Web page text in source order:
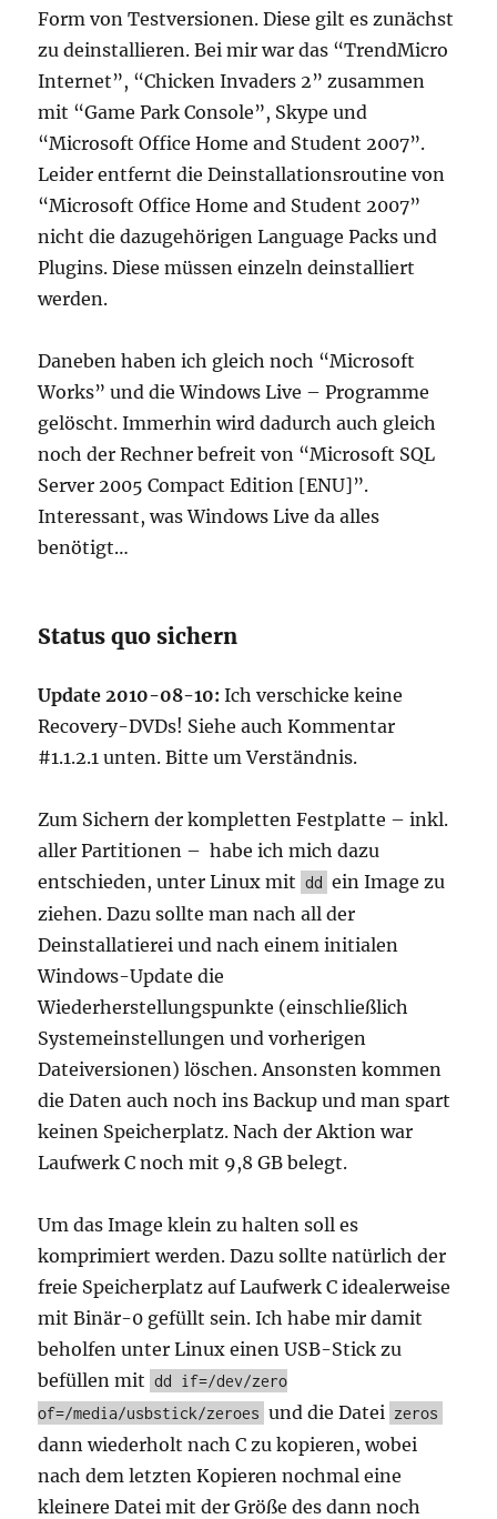
Form von Testversionen. Diese gilt es zunächst
zu deinstallieren. Bei mir war das “TrendMicro
Internet”, “Chicken Invaders 2” zusammen
mit “Game Park Console”, Skype und
“Microsoft Office Home and Student 2007”.
Leider entfernt die Deinstallationsroutine von
“Microsoft Office Home and Student 2007”
nicht die dazugehörigen Language Packs und
Plugins. Diese müssen einzeln deinstalliert
werden.
Daneben haben ich gleich noch “Microsoft
Works” und die Windows Live – Programme
gelöscht. Immerhin wird dadurch auch gleich
noch der Rechner befreit von “Microsoft SQL
Server 2005 Compact Edition [ENU]”.
Interessant, was Windows Live da alles
benötigt…
Status quo sichern
Update 2010-08-10: Ich verschicke keine
Recovery-DVDs! Siehe auch Kommentar
#1.1.2.1 unten. Bitte um Verständnis.
Zum Sichern der kompletten Festplatte – inkl.
aller Partitionen – habe ich mich dazu
entschieden, unter Linux mit dd ein Image zu
ziehen. Dazu sollte man nach all der
Deinstallatierei und nach einem initialen
Windows-Update die
Wiederherstellungspunkte (einschließlich
Systemeinstellungen und vorherigen
Dateiversionen) löschen. Ansonsten kommen
die Daten auch noch ins Backup und man spart
keinen Speicherplatz. Nach der Aktion war
Laufwerk C noch mit 9,8 GB belegt.
Um das Image klein zu halten soll es
komprimiert werden. Dazu sollte natürlich der
freie Speicherplatz auf Laufwerk C idealerweise
mit Binär-0 gefüllt sein. Ich habe mir damit
beholfen unter Linux einen USB-Stick zu
befüllen mit dd if=/dev/zero
of=/media/usbstick/zeroes und die Datei zeros
dann wiederholt nach C zu kopieren, wobei
nach dem letzten Kopieren nochmal eine
kleinere Datei mit der Größe des dann noch